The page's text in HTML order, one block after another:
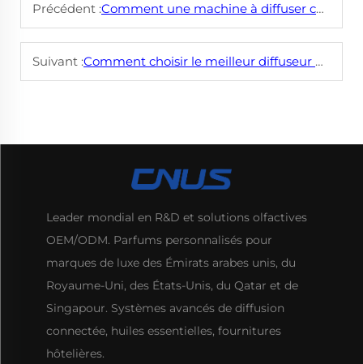
Précédent :Comment une machine à diffuser commerciale améliore-t-elle la qualité de l'air intérieur et l'ambiance ?
Suivant :Comment choisir le meilleur diffuseur de maison en fonction de la taille des pièces ?
Leader mondial en R&D et solutions olfactives
OEM/ODM. Parfums personnalisés pour
marques de luxe des Émirats arabes unis, du
Royaume-Uni, des États-Unis, du Qatar et de
Singapour. Systèmes avancés de diffusion
connectée, huiles essentielles, fournitures
hôtelières.